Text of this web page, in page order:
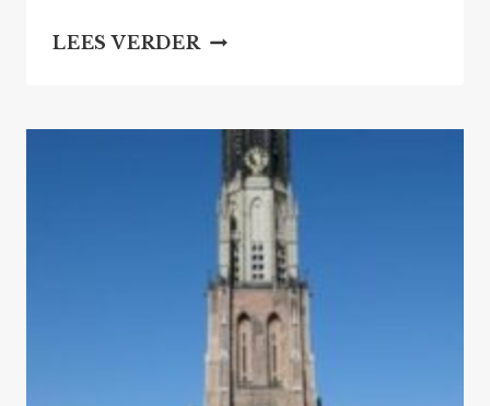
LEES VERDER EIGENAAR
ZET
BIJ
VERNIEUWING
RIETVELD